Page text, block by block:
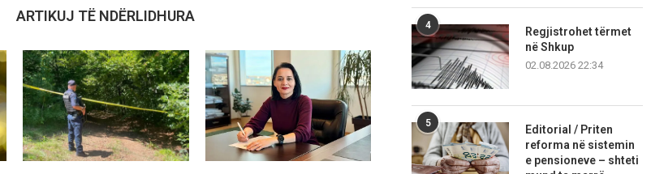
ARTIKUJ TË NDËRLIDHURA
4
Regjistrohet tërmet
në Shkup
02.08.2026 22:34
5
Editorial / Priten
reforma në sistemin
e pensioneve – shteti